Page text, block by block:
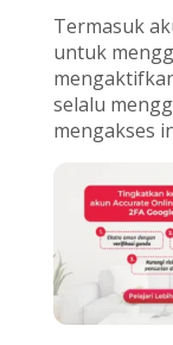
Termasuk
untuk
selalu
mengakses